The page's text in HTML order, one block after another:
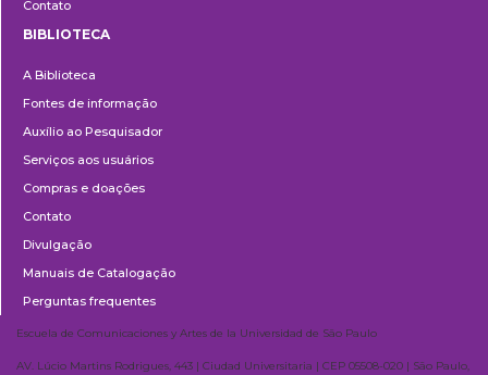
Contato
BIBLIOTECA
A Biblioteca
Fontes de informação
Auxílio ao Pesquisador
Serviços aos usuários
Compras e doações
Contato
Divulgação
Manuais de Catalogação
Perguntas frequentes
Escuela de Comunicaciones y Artes de la Universidad de São Paulo
AV. Lúcio Martins Rodrigues, 443 | Ciudad Universitaria | CEP 05508-020 | São Paulo,